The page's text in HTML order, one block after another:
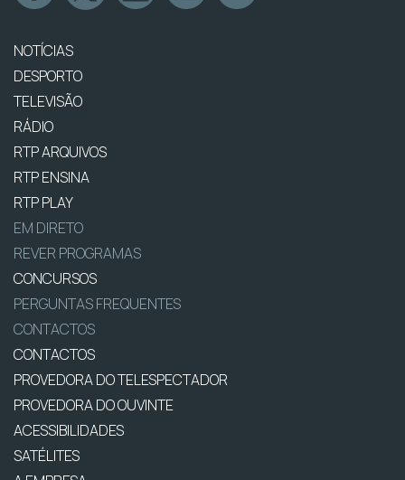
NOTÍCIAS
DESPORTO
TELEVISÃO
RÁDIO
RTP ARQUIVOS
RTP ENSINA
RTP PLAY
EM DIRETO
REVER PROGRAMAS
CONCURSOS
PERGUNTAS FREQUENTES
CONTACTOS
CONTACTOS
PROVEDORA DO TELESPECTADOR
PROVEDORA DO OUVINTE
ACESSIBILIDADES
SATÉLITES